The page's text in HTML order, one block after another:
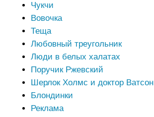
Чукчи
Вовочка
Теща
Любовный треугольник
Люди в белых халатах
Поручик Ржевский
Шерлок Холмс и доктор Ватсон
Блондинки
Реклама